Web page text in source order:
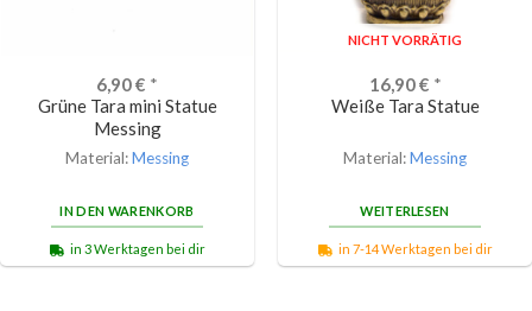
6,90€ *
Grüne Tara mini Statue
Messing
Material:Messing
IN DEN WARENKORB
in 3 Werktagen bei dir
NICHT VORRÄTIG
16,90€ *
Weiße Tara Statue
Material:Messing
WEITERLESEN
in 7-14 Werktagen bei dir